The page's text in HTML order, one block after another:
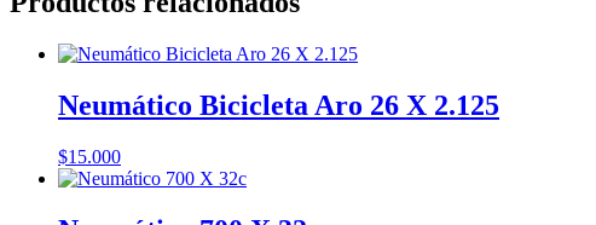
Neumático Bicicleta Aro 26 X 2.125
$15.000